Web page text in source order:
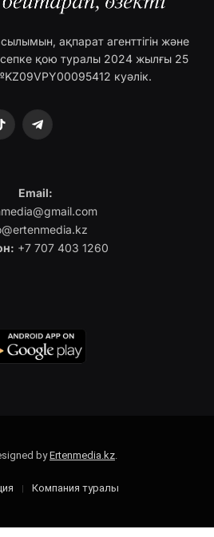
ақпарат агенттігін және
қою туралы 2024 жылғы 25
куәлік.
Telegram
Email:
+7 707 403 1260
byErtenmedia.kz.
Компания туралы